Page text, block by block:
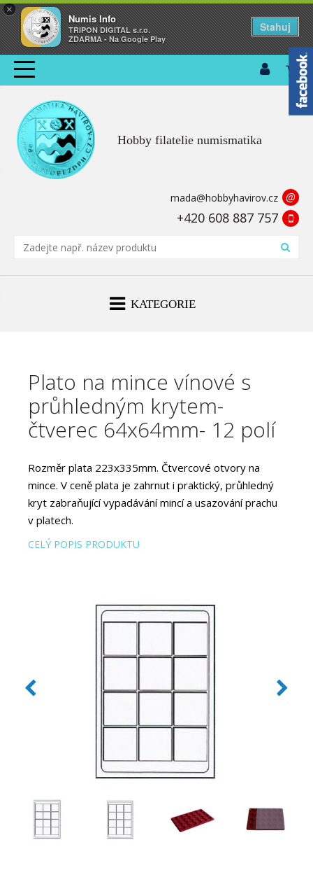
×
Numis Info
TRIPON DIGITAL s.r.o.
ZDARMA - Na Google Play
Stahuj
Hobby filatelie numismatika
mada@hobbyhavirov.cz @
+420 608 887 757
KATEGORIE
Plato na mince vínové s
průhledným krytem-
čtverec 64x64mm- 12 polí
Rozměr plata 223x335mm. Čtvercové otvory na
mince. V ceně plata je zahrnut i praktický, průhledný
kryt zabraňující vypadávání mincí a usazování prachu
v platech.
CELÝ POPIS PRODUKTU